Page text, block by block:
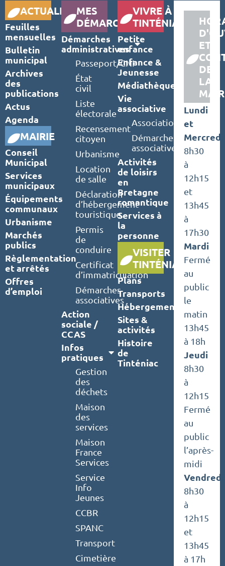
ACTUALITÉS
Feuilles
mensuelles
Bulletin
municipal
Archives
des
publications
Actus
Agenda
MAIRIE
Conseil
Municipal
Services
municipaux
Équipements
communaux
Urbanisme
Marchés
publics
Règlementation
et arrêtés
Offres
d’emploi
MES
DÉMARCHES
Démarches
administratives
Passeport/CNI
État
civil
Liste
électorale
Recensement
citoyen
Urbanisme
Location
de salle
Déclaration
d’hébergement
touristique
Permis
de
conduire
Certificat
d’immatriculation
Démarches
associatives
Action
sociale /
CCAS
Infos
pratiques
Gestion
des
déchets
Maison
des
services
Maison
France
Services
Service
Info
Jeunes
CCBR
SPANC
Transport
Cimetière
VIVRE À
TINTÉNIAC
Petite
enfance
Enfance &
Jeunesse
Médiathèque
Vie
associative
Associations
Démarches
associatives
Activités
de loisirs
en
Bretagne
romantique
Services à
la
personne
VISITER
TINTÉNIAC
Plans
Transports
Hébergements
Sites &
activités
Histoire
de
Tinténiac
ET
DE
LA
Lundi
et
Mercredi
8h30
à
12h15
et
13h45
à
17h30
Mardi
Fermé
au
public
le
matin
13h45
à 18h
Jeudi
8h30
à
12h15
Fermé
au
public
l’après-
midi
Vendredi
8h30
à
12h15
et
13h45
à 17h